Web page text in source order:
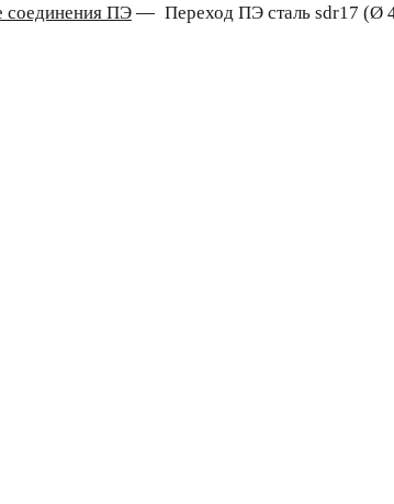
соединения ПЭ— Переход ПЭ сталь sdr17 (Ø